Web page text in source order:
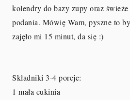
kolendry do bazy zupy oraz
podania. Mówię Wam, pyszne to
zajęło mi 15 minut, da się :)
Składniki 3-4 porcje:
1 mała cukinia